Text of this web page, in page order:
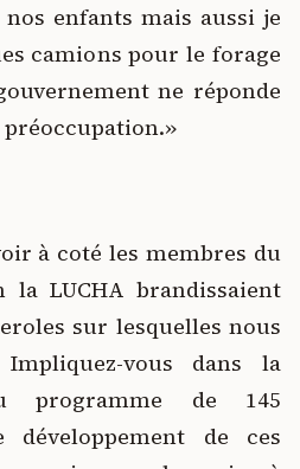
enfants mais aussi je
camions pour le forage
ne réponde
à coté les membres du
la LUCHA brandissaient
sur lesquelles nous
vous dans la
programme de 145
de ces